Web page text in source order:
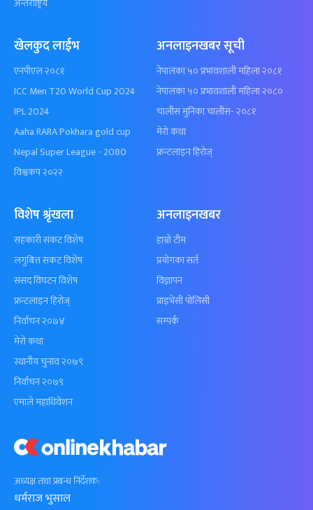
अध्यक्ष तथा प्रबन्ध निर्देशक:
धर्मराज भुसाल
खेलकुद लाईभ
एनपीएल २०८१
ICC Men T20 World Cup 2024
IPL 2024
Aaha RARA Pokhara gold cup
Nepal Super League - 2080
विश्वकप २०२२
अनलाइनखबर सूची
नेपालका ५० प्रभावशाली महिला २०८१
नेपालका ५० प्रभावशाली महिला २०८०
चालीस मुनिका चालीस- २०८१
मेरो कथा
फ्रन्टलाइन हिरोज्
विशेष श्रृंखला
सहकारी संकट विशेष
लगुबित्त संकट विशेष
संसद विघटन विशेष
फ्रन्टलाइन हिरोज्
निर्वाचन २०७४
मेरो कथा
स्थानीय चुनाव २०७९
निर्वाचन २०७९
एमाले महाधिवेशन
अनलाइनखबर
हाम्रो टीम
प्रयोगका सर्त
विज्ञापन
प्राइभेसी पोलिसी
सम्पर्क